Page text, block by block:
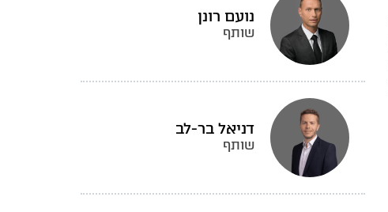
נועם רונן
שותף
דניאל בר-לב
שותף